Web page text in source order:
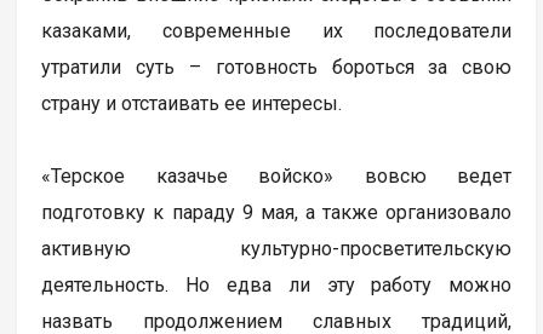
казаками, современные их последователи
утратили суть – готовность бороться за свою
страну и отстаивать ее интересы.
«Терское казачье войско» вовсю ведет
подготовку к параду 9 мая, а также организовало
активную культурно-просветительскую
деятельность. Но едва ли эту работу можно
назвать продолжением славных традиций,